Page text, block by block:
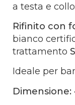
a testa e
Rifinito con
bianco
trattamento
Ideale per
Dimensione: